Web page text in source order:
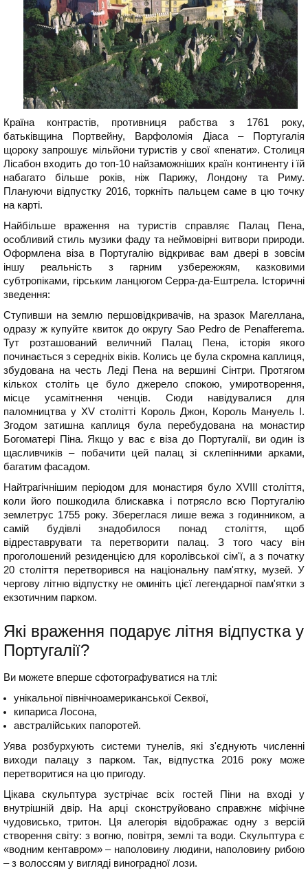
Країна контрастів, противниця рабства з 1761 року,
батьківщина Портвейну, Варфоломія Діаса – Португалія
щороку запрошує мільйони туристів у свої «пенати». Столиця
Лісабон входить до топ-10 найзаможніших країн континенту і їй
набагато більше років, ніж Парижу, Лондону та Риму.
Плануючи відпустку 2016, торкніть пальцем саме в цю точку
на карті.
Найбільше враження на туристів справляє Палац Пена,
особливий стиль музики фаду та неймовірні витвори природи.
Оформлена віза в Португалію відкриває вам двері в зовсім
іншу реальність з гарним узбережжям, казковими
субтропіками, гірським ланцюгом Серра-да-Ештрела. Історичні
зведення:
Ступивши на землю першовідкривачів, на зразок Магеллана,
одразу ж купуйте квиток до округу Sao Pedro de Penafferema.
Тут розташований величний Палац Пена, історія якого
починається з середніх віків. Колись це була скромна каплиця,
збудована на честь Леді Пена на вершині Сінтри. Протягом
кількох століть це було джерело спокою, умиротворення,
місце усамітнення ченців. Сюди навідувалися для
паломництва у XV столітті Король Джон, Король Мануель I.
Згодом затишна каплиця була перебудована на монастир
Богоматері Піна. Якщо у вас є віза до Португалії, ви один із
щасливчиків – побачити цей палац зі склепінними арками,
багатим фасадом.
Найтрагічнішим періодом для монастиря було XVIII століття,
коли його пошкодила блискавка і потрясло всю Португалію
землетрус 1755 року. Збереглася лише вежа з годинником, а
самій будівлі знадобилося понад століття, щоб
відреставрувати та перетворити палац. З того часу він
проголошений резиденцією для королівської сім'ї, а з початку
20 століття перетворився на національну пам'ятку, музей. У
чергову літню відпустку не оминіть цієї легендарної пам'ятки з
екзотичним парком.
Які враження подарує літня відпустка у
Португалії?
Ви можете вперше сфотографуватися на тлі:
унікальної північноамериканської Секвої,
кипариса Лосона,
австралійських папоротей.
Уява розбурхують системи тунелів, які з'єднують численні
виходи палацу з парком. Так, відпустка 2016 року може
перетворитися на цю пригоду.
Цікава скульптура зустрічає всіх гостей Піни на вході у
внутрішній двір. На арці сконструйовано справжнє міфічне
чудовисько, тритон. Ця алегорія відображає одну з версій
створення світу: з вогню, повітря, землі та води. Скульптура є
«водним кентавром» – наполовину людини, наполовину рибою
– з волоссям у вигляді виноградної лози.